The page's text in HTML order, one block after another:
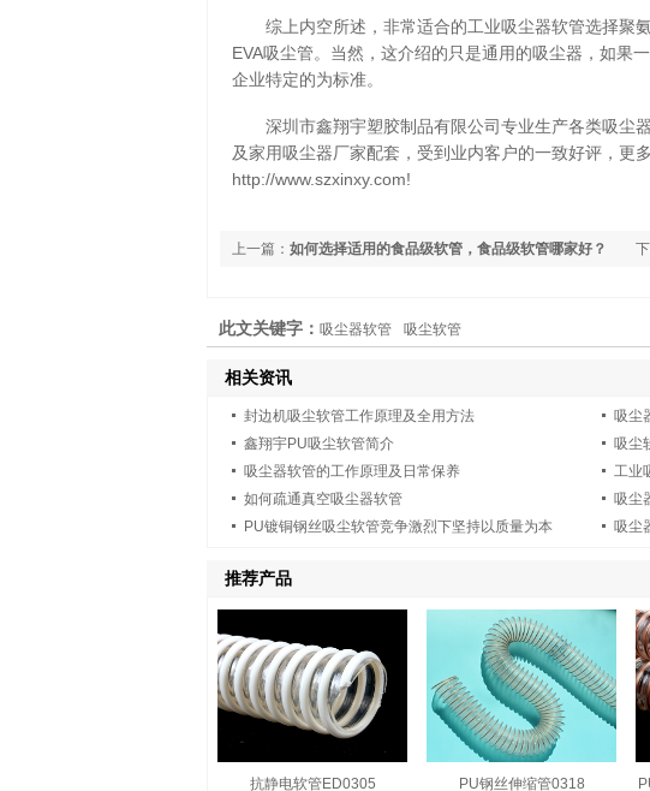
综上内空所述，非常适合的工业吸尘器软管选择聚
EVA吸尘管。当然，这介绍的只是通用的吸尘器，如果
企业特定的为标准。
深圳市鑫翔宇塑胶制品有限公司专业生产各类吸尘
及家用吸尘器厂家配套，受到业内客户的一致好评，更
http://www.szxinxy.com!
上一篇： 如何选择适用的食品级软管，食品级软管哪家好？
此文关键字： 吸尘器软管 吸尘软管
相关资讯
封边机吸尘软管工作原理及全用方法
吸尘
鑫翔宇PU吸尘软管简介
吸尘
吸尘器软管的工作原理及日常保养
工业
如何疏通真空吸尘器软管
吸尘
PU镀铜钢丝吸尘软管竞争激烈下坚持以质量为本
吸尘
推荐产品
抗静电软管ED0305 PU钢丝伸缩管0318